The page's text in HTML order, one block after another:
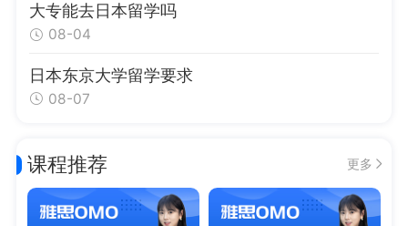
大专能去日本留学吗
08-04
日本东京大学留学要求
08-07
课程推荐 更多